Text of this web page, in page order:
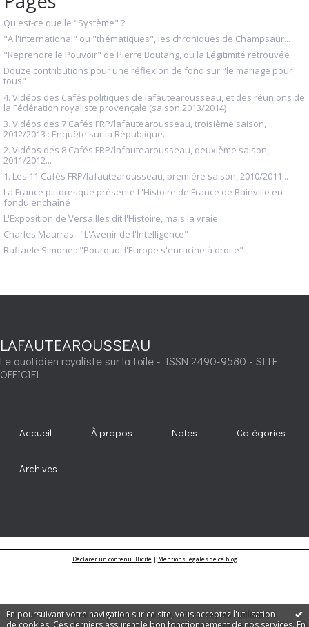
En poursuivant votre navigation sur ce site, vous acceptez l'utilisation
de cookies. Ces derniers assurent le bon fonctionnement de nos services. En
Qu'est-ce que le "Système" ?
"A l'international" ou "thématiques", les chroniques de Champsaur...
"Reprendre le Pouvoir" de Pierre Boutang, ou la Légitimité retrouvée
Douze contributions pour une réflexion de fond sur "le mariage pour
tous"
4. Vidéos des Cafés politiques de lafautearousseau, et des réunions de
la Fédération royaliste provençale (saison 2013/2014)
3. Vidéos des 7 Cafés FRP/lafautearousseau, troisième saison,
2012/2013 : Enquête sur la République...
2. Vidéos des 8 Cafés FRP/lafautearousseau, deuxième saison,
2011/2012...
1. Les 11 Cafés FRP/lafautearousseau, première saison, 2010/2011...
La France pittoresque présente L'Histoire de France de Bainville en
fondu enchaîné
L'Exposition de Versailles dit l'Histoire, mais la vraie...
Charles Maurras : "L'Avenir de l'Intelligence"
Raffaele Simone : "Pourquoi l'Europe s'enracine à droite"
LAFAUTEAROUSSEAU
Le quotidien royaliste sur la toile - ISSN 2490-9580 - SITE
OFFICIEL
Accueil À propos Notes Catégories
Archives
Déclarer un contenu illicite| Mentions légales de ce blog